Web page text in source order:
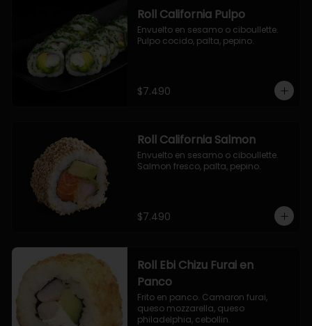
Roll California Pulpo
Envuelto en sesamo o ciboullette.
Pulpo cocido, palta, pepino.
$7.490
Roll California Salmon
Envuelto en sesamo o ciboullette.
Salmon fresco, palta, pepino.
$7.490
Roll Ebi Chizu Furai en
Panco
Frito en panco. Camaron furai,
queso mozzarella, queso
philadelphia, cebollin.